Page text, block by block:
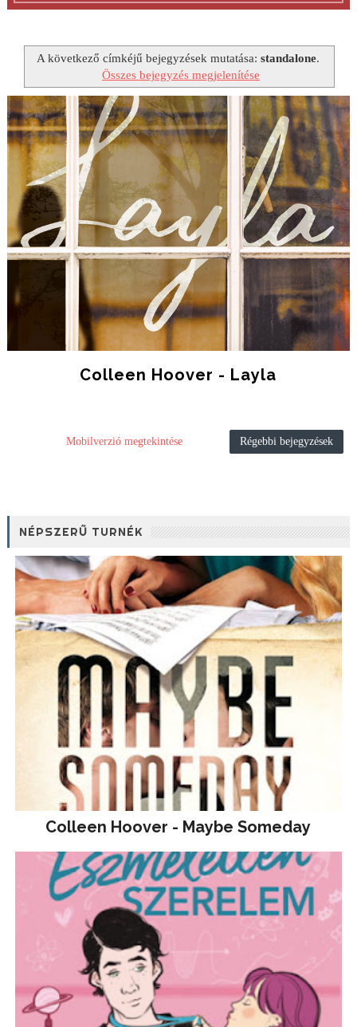
A következő címkéjű bejegyzések mutatása:standalone.
Összes bejegyzés megjelenítése
Colleen Hoover - Layla
Régebbi bejegyzések
Mobilverzió megtekintése
NÉPSZERŰ TURNÉK
Colleen Hoover - Maybe Someday